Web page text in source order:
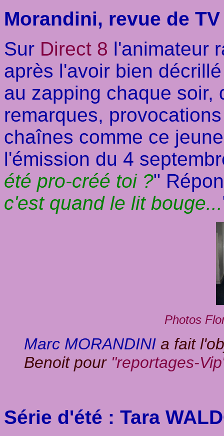
Morandini, revue de
Sur Direct 8 l'animateur
après l'avoir bien
au zapping chaque soir,
remarques,
chaînes comme ce
l'émission du 4
été pro-créé toi ?"
c'est quand le lit bouge...
Photos
Marc MORANDINI a fait
Benoit pour "reportages-
Série d'été : Tara